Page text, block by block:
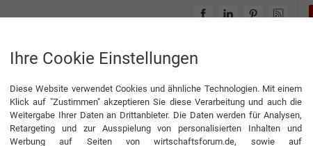
INTERVIEWS
Ihre Cookie Einstellungen
Diese Website verwendet Cookies und ähnliche Technologien. Mit einem
Klick auf "Zustimmen" akzeptieren Sie diese Verarbeitung und auch die
Weitergabe Ihrer Daten an Drittanbieter. Die Daten werden für Analysen,
Retargeting und zur Ausspielung von personalisierten Inhalten und
Werbung auf Seiten von wirtschaftsforum.de, sowie auf